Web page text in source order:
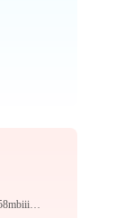
(2026最新)如何有效下载并安装佳博58mbiii打印机驱动？全方位指导手册